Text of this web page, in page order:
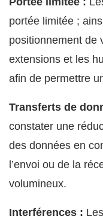
portée limitée ;
positionnement de
extensions et les
afin de permettre
Transferts de
constater une
des données en
l’envoi ou de la
volumineux.
Interférences :